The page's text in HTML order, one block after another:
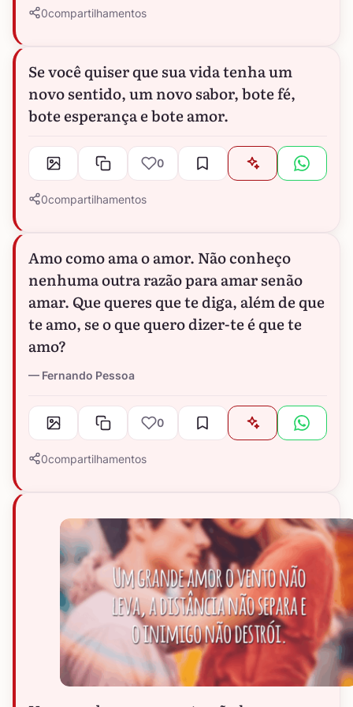
0compartilhamentos
Se você quiser que sua vida tenha um
novo sentido, um novo sabor, bote fé,
bote esperança e bote amor.
0
0compartilhamentos
Amo como ama o amor. Não conheço
nenhuma outra razão para amar senão
amar. Que queres que te diga, além de que
te amo, se o que quero dizer-te é que te
amo?
Fernando Pessoa
0
0compartilhamentos